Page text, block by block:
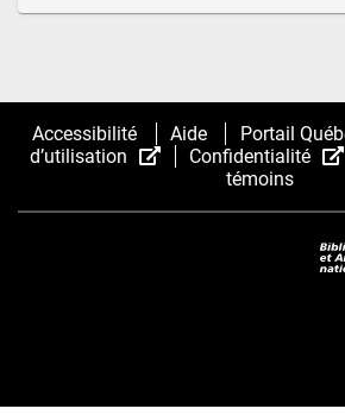
Accessibilité Aide Portail
d’utilisation
(Cet
hyperlien
Confidentialité
témoins